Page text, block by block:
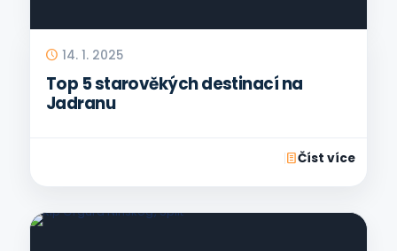
14. 1. 2025
Top 5 starověkých destinací na
Jadranu
Číst více